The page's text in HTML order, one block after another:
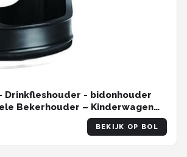
Drinkfleshouder - bidonhouder
Bekerhouder – Kinderwagen
- Fiets – Universele
fietsen - Trolleys of rollators
BEKIJK OP BOL